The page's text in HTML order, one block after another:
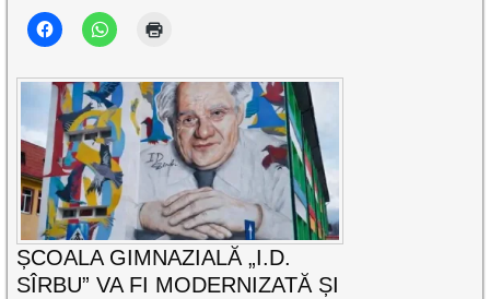
ȘCOALA GIMNAZIALĂ „I.D.
SÎRBU” VA FI MODERNIZATĂ ȘI